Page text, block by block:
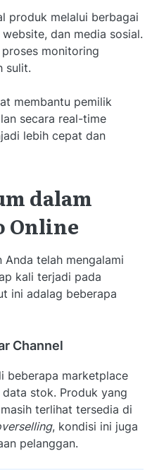
produk melalui berbagai
dan media sosial.
monitoring
sulit.
membantu pemilik
secara real-time
lebih cepat dan
dalam
Online
Anda telah mengalami
kali terjadi pada
ini adalag beberapa
Channel
beberapa marketplace
stok. Produk yang
terlihat tersedia di
, kondisi ini juga
pelanggan.